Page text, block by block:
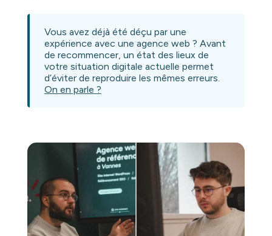
Vous avez déjà été déçu par une
expérience avec une agence web ? Avant
de recommencer, un état des lieux de
votre situation digitale actuelle permet
d’éviter de reproduire les mêmes erreurs.
On en parle ?